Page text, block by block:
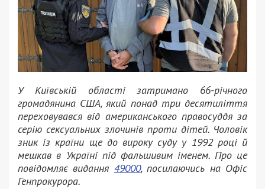
У Київській області затримано 66-річного
громадянина США, який понад три десятиліття
переховувався від американського правосуддя за
серію сексуальних злочинів проти дітей. Чоловік
зник із країни ще до вироку суду у 1992 році й
мешкав в Україні під фальшивим іменем. Про це
повідомляє видання 49000, посилаючись на Офіс
Генпрокурора.